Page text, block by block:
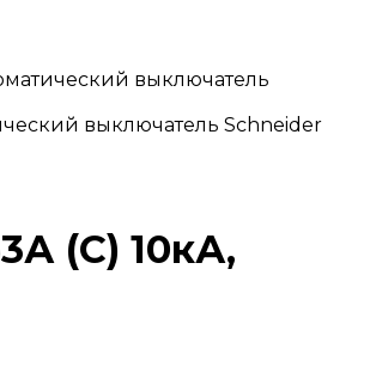
выключатель
выключатель Schneider
(C) 10кА,